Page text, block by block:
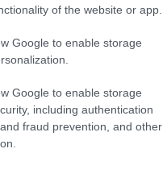
of the website or app.
Google to enable storage
Google to enable storage
including authentication
fraud prevention, and other